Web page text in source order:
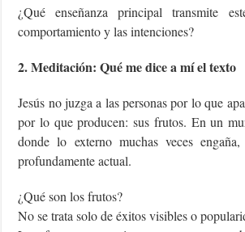
¿Qué enseñanza principal transmite
comportamiento y las intenciones?
2. Meditación: Qué me dice a mí el texto
Jesús no juzga a las personas por lo que
por lo que producen: sus frutos. En un
donde lo externo muchas veces engaña,
profundamente actual.
¿Qué son los frutos?
No se trata solo de éxitos visibles o